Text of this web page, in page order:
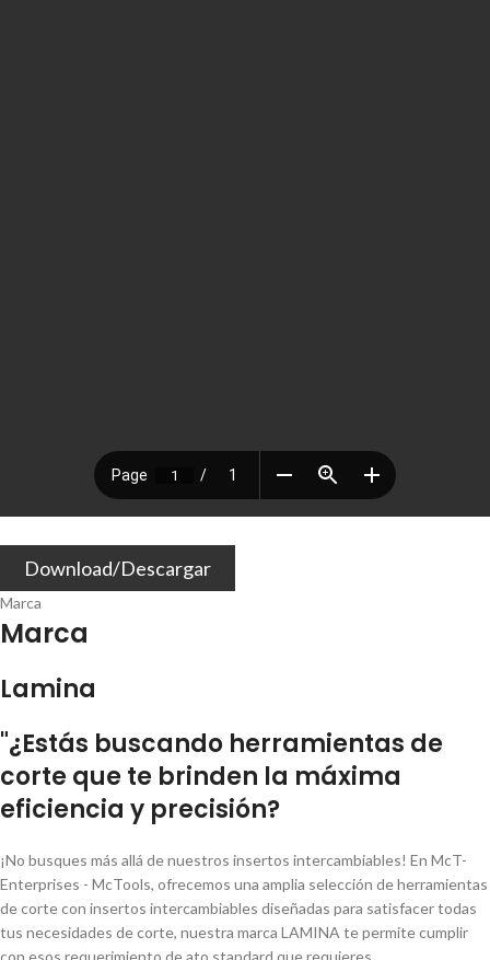
Download/Descargar
Marca
Marca
Lamina
"¿Estás buscando herramientas de
corte que te brinden la máxima
eficiencia y precisión?
¡No busques más allá de nuestros insertos intercambiables! En McT-
Enterprises - McTools, ofrecemos una amplia selección de herramientas
de corte con insertos intercambiables diseñadas para satisfacer todas
tus necesidades de corte, nuestra marca LAMINA te permite cumplir